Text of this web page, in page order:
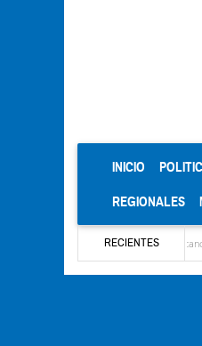
INICIO
REGIONALES
RECIENTES
Centroamericanos y del Caribe